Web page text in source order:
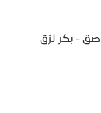
- بكر لزق